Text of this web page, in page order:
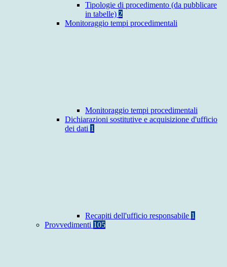
Tipologie di procedimento (da pubblicare
in tabelle) 2
Monitoraggio tempi procedimentali
Monitoraggio tempi procedimentali
Dichiarazioni sostitutive e acquisizione d'ufficio
dei dati 1
Recapiti dell'ufficio responsabile 1
Provvedimenti 105